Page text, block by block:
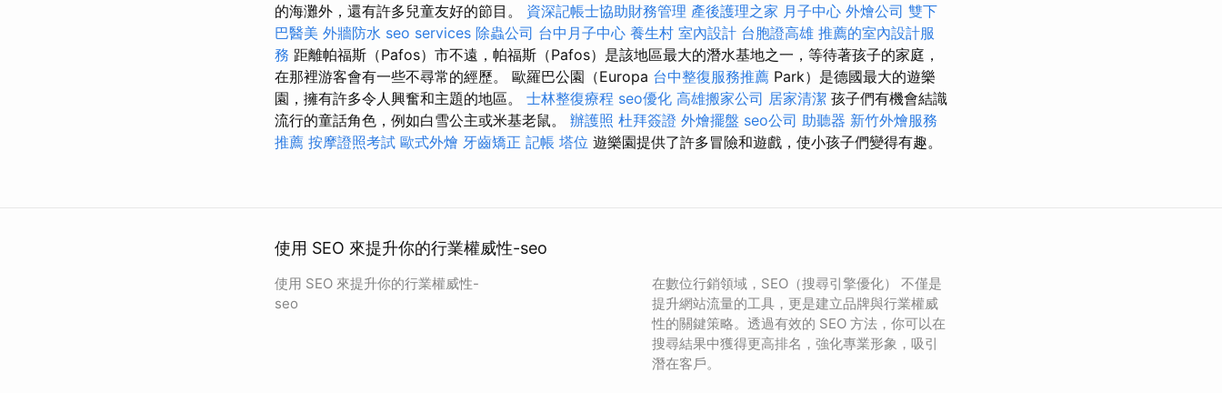
的海灘外，還有許多兒童友好的節目。 資深記帳士協助財務管理 產後護理之家 月子中心 外燴公司 雙下
巴醫美 外牆防水 seo services 除蟲公司 台中月子中心 養生村 室內設計 台胞證高雄 推薦的室內設計服
務 距離帕福斯（Pafos）市不遠，帕福斯（Pafos）是該地區最大的潛水基地之一，等待著孩子的家庭，
在那裡游客會有一些不尋常的經歷。 歐羅巴公園（Europa 台中整復服務推薦 Park）是德國最大的遊樂
園，擁有許多令人興奮和主題的地區。 士林整復療程 seo優化 高雄搬家公司 居家清潔 孩子們有機會結識
流行的童話角色，例如白雪公主或米基老鼠。 辦護照 杜拜簽證 外燴擺盤 seo公司 助聽器 新竹外燴服務
推薦 按摩證照考試 歐式外燴 牙齒矯正 記帳 塔位 遊樂園提供了許多冒險和遊戲，使小孩子們變得有趣。
使用 SEO 來提升你的行業權威性-seo
使用 SEO 來提升你的行業權威性-
seo
在數位行銷領域，SEO（搜尋引擎優化） 不僅是
提升網站流量的工具，更是建立品牌與行業權威
性的關鍵策略。透過有效的 SEO 方法，你可以在
搜尋結果中獲得更高排名，強化專業形象，吸引
潛在客戶。